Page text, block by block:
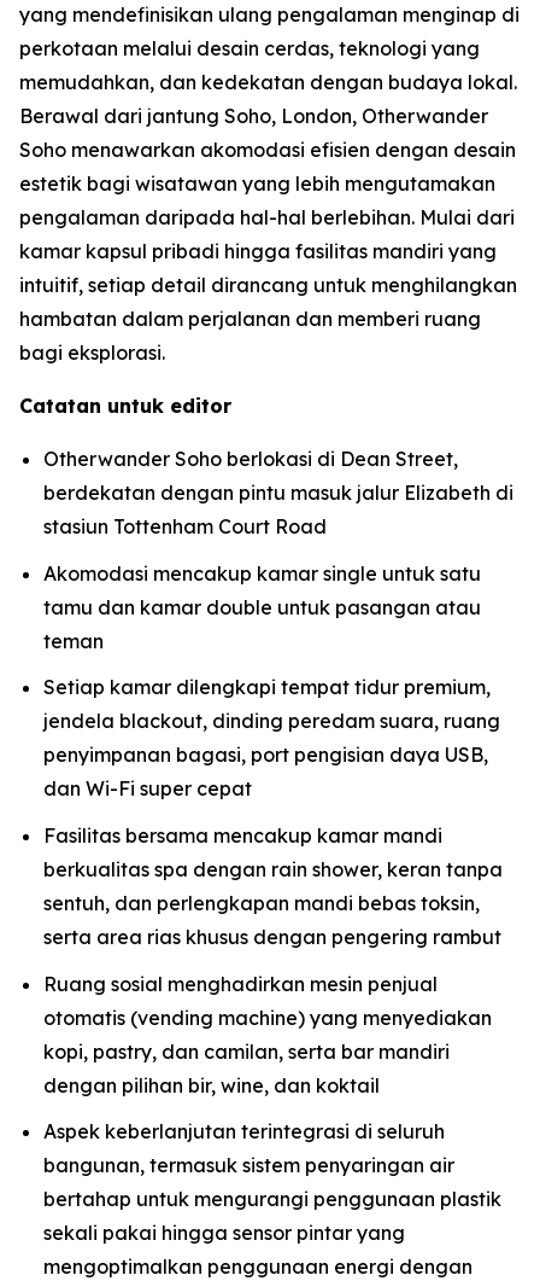
yang mendefinisikan ulang pengalaman menginap di
perkotaan melalui desain cerdas, teknologi yang
memudahkan, dan kedekatan dengan budaya lokal.
Berawal dari jantung Soho, London, Otherwander
Soho menawarkan akomodasi efisien dengan desain
estetik bagi wisatawan yang lebih mengutamakan
pengalaman daripada hal-hal berlebihan. Mulai dari
kamar kapsul pribadi hingga fasilitas mandiri yang
intuitif, setiap detail dirancang untuk menghilangkan
hambatan dalam perjalanan dan memberi ruang
bagi eksplorasi.
Catatan untuk editor
Otherwander Soho berlokasi di Dean Street,
berdekatan dengan pintu masuk jalur Elizabeth di
stasiun Tottenham Court Road
Akomodasi mencakup kamar single untuk satu
tamu dan kamar double untuk pasangan atau
teman
Setiap kamar dilengkapi tempat tidur premium,
jendela blackout, dinding peredam suara, ruang
penyimpanan bagasi, port pengisian daya USB,
dan Wi-Fi super cepat
Fasilitas bersama mencakup kamar mandi
berkualitas spa dengan rain shower, keran tanpa
sentuh, dan perlengkapan mandi bebas toksin,
serta area rias khusus dengan pengering rambut
Ruang sosial menghadirkan mesin penjual
otomatis (vending machine) yang menyediakan
kopi, pastry, dan camilan, serta bar mandiri
dengan pilihan bir, wine, dan koktail
Aspek keberlanjutan terintegrasi di seluruh
bangunan, termasuk sistem penyaringan air
bertahap untuk mengurangi penggunaan plastik
sekali pakai hingga sensor pintar yang
mengoptimalkan penggunaan energi dengan